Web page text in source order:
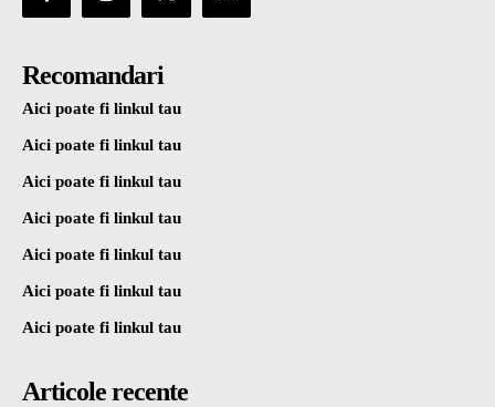
Recomandari
Aici poate fi linkul tau
Aici poate fi linkul tau
Aici poate fi linkul tau
Aici poate fi linkul tau
Aici poate fi linkul tau
Aici poate fi linkul tau
Aici poate fi linkul tau
Articole recente